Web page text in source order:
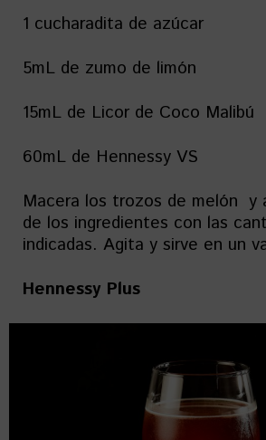
1 cucharadita de azúcar
5mL de zumo de limón
15mL de Licor de Coco Malibú
60mL de Hennessy VS
Macera los trozos de melón y
de los ingredientes con las
indicadas. Agita y sirve en un
Hennessy Plus